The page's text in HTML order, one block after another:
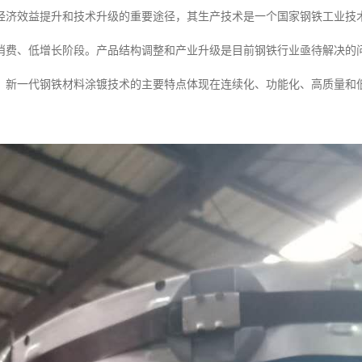
济效益提升和技术升级的重要途径，其生产技术是一个国家钢铁工业
费、低增长阶段。产品结构调整和产业升级是目前钢铁行业亟待解决
新一代钢铁材料涂镀技术的主要特点体现在连续化、功能化、高质量